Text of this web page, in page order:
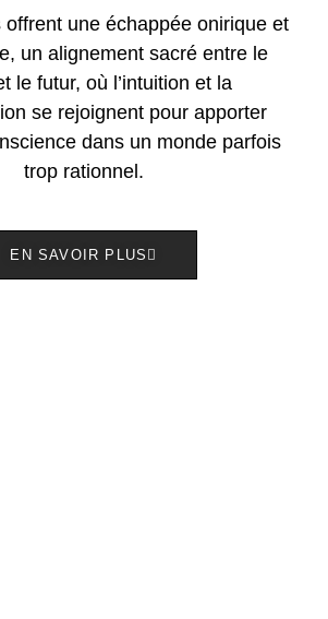
offrent une échappée onirique et
un alignement sacré entre le
le futur, où l’intuition et la
se rejoignent pour apporter
dans un monde parfois
trop rationnel.
EN SAVOIR PLUS